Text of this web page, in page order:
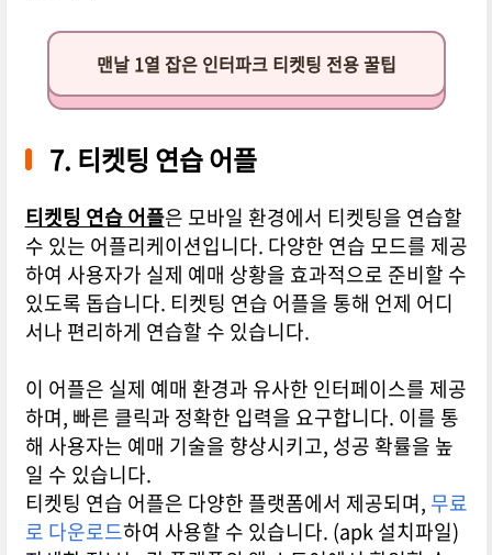
맨날 1열 잡은 인터파크 티켓팅 전용 꿀팁
7. 티켓팅 연습 어플
티켓팅 연습 어플은 모바일 환경에서 티켓팅을 연습할
수 있는 어플리케이션입니다. 다양한 연습 모드를 제공
하여 사용자가 실제 예매 상황을 효과적으로 준비할 수
있도록 돕습니다. 티켓팅 연습 어플을 통해 언제 어디
서나 편리하게 연습할 수 있습니다.
이 어플은 실제 예매 환경과 유사한 인터페이스를 제공
하며, 빠른 클릭과 정확한 입력을 요구합니다. 이를 통
해 사용자는 예매 기술을 향상시키고, 성공 확률을 높
일 수 있습니다.
티켓팅 연습 어플은 다양한 플랫폼에서 제공되며, 무료
로 다운로드하여 사용할 수 있습니다. (apk 설치파일)